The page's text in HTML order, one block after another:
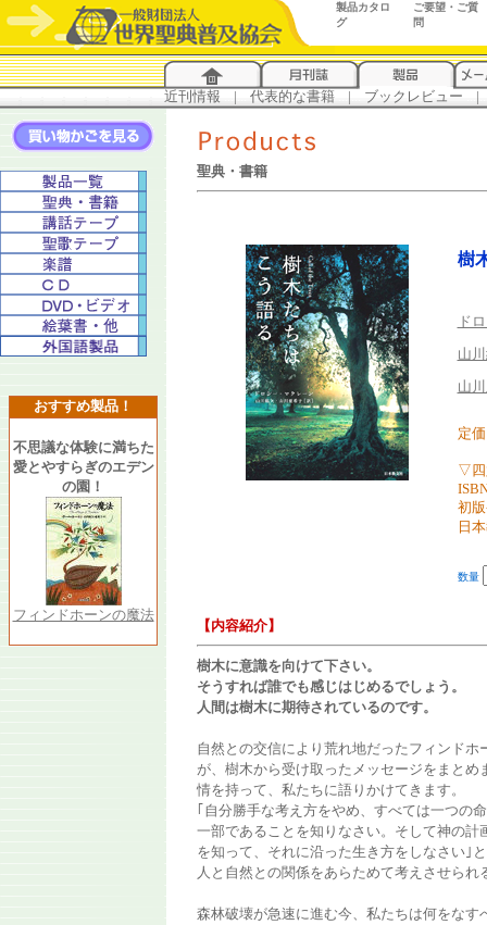
製品カタロ
グ
ご要望・ご質
問
近刊情報 | 代表的な書籍 | ブックレビュー |
おすすめ製品！
不思議な体験に満ちた
愛とやすらぎのエデン
の園！
フィンドホーンの魔法
聖典・書籍
樹
ド
山
山
定
▽四
初
日
数量
【内容紹介】
樹木に意識を向けて下さい。
そうすれば誰でも感じはじめるでしょう。
人間は樹木に期待されているのです。
自然との交信により荒れ地だったフィンド
が、樹木から受け取ったメッセージをまと
情を持って、私たちに語りかけてきます。
｢自分勝手な考え方をやめ、すべては一つの
一部であることを知りなさい。そして神の
を知って、それに沿った生き方をしなさい｣
人と自然との関係をあらためて考えさせられ
森林破壊が急速に進む今、私たちは何をなす